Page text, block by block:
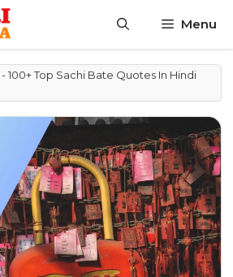
Menu
-100+ Top Sachi Bate Quotes In Hindi